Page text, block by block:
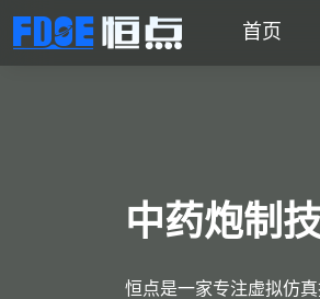
首页
中药炮制
恒点是一家专注虚拟仿